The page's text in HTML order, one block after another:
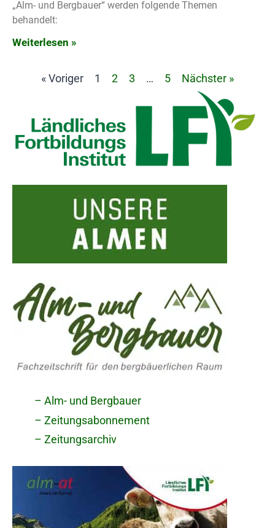
„Alm- und Bergbauer“ werden folgende Themen
behandelt:
Weiterlesen »
« Voriger 1 2 3 … 5 Nächster »
– Alm- und Bergbauer
– Zeitungsabonnement
– Zeitungsarchiv